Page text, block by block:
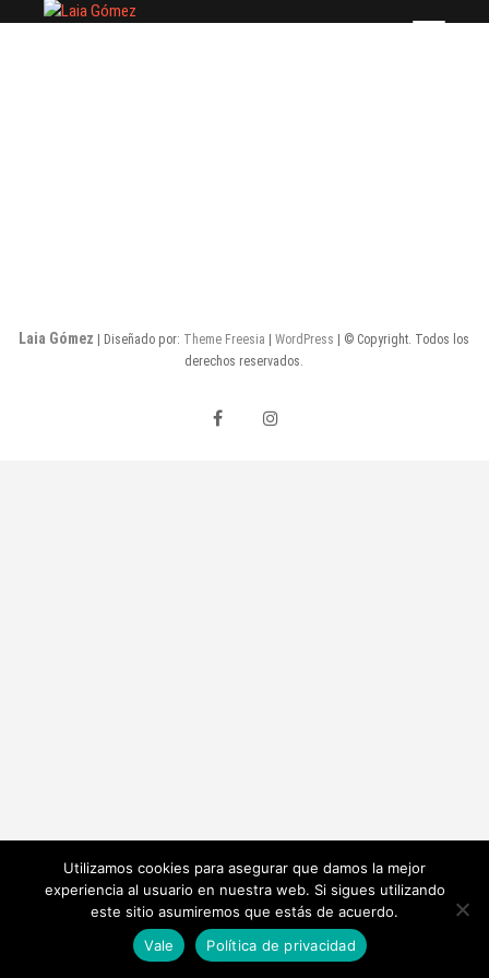
Laia Gómez
FASHION STYLIST
Laia Gómez | Diseñado por: Theme Freesia |WordPress
| © Copyright. Todos los
derechos reservados.
facebookinstagram
Utilizamos cookies para asegurar que damos la mejor
experiencia al usuario en nuestra web. Si sigues utilizando
este sitio asumiremos que estás de acuerdo.
Vale
Política de privacidad